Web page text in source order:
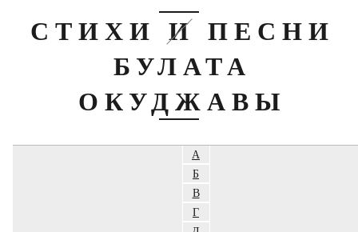
СТИХИ И ПЕСНИ
БУЛАТА
ОКУДЖАВЫ
А
Б
В
Г